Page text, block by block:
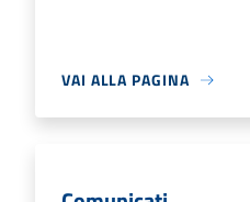
VAI ALLA PAGINA